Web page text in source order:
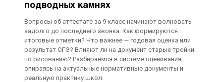
подводных камнях
Вопросы об аттестате за 9 класс начинают волновать
задолго до последнего звонка. Как формируются
итоговые отметки? Что важнее — годовая оценка или
результат ОГЭ? Влияют ли на документ старые тройки
по рисованию? Разбираемся в системе оценивания,
опираясь на актуальные нормативные документы и
реальную практику школ.